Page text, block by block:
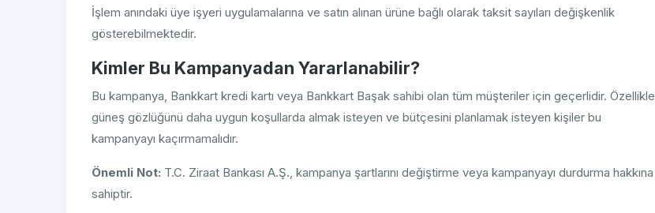
İşlem anındaki üye işyeri uygulamalarına ve satın alınan ürüne bağlı olarak taksit sayıları değişkenlik
gösterebilmektedir.
Kimler Bu Kampanyadan Yararlanabilir?
Bu kampanya, Bankkart kredi kartı veya Bankkart Başak sahibi olan tüm müşteriler için geçerlidir. Özellikle
güneş gözlüğünü daha uygun koşullarda almak isteyen ve bütçesini planlamak isteyen kişiler bu
kampanyayı kaçırmamalıdır.
Önemli Not: T.C. Ziraat Bankası A.Ş., kampanya şartlarını değiştirme veya kampanyayı durdurma hakkına
sahiptir.